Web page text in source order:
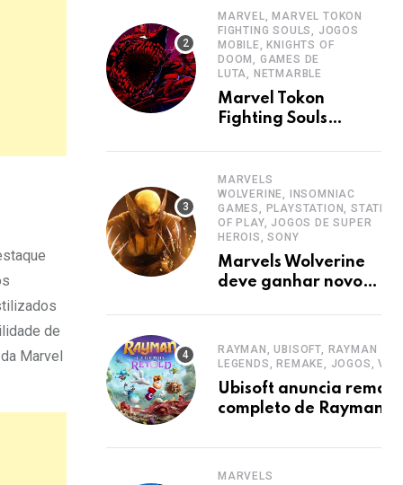
de
Marvel
MARVEL, MARVEL TOKON
FIGHTING SOULS, JOGOS
MOBILE, KNIGHTS OF
DOOM, GAMES DE
LUTA, NETMARBLE
Marvel Tokon
Fighting Souls
trailer
MARVELS
WOLVERINE, INSOMNIAC
GAMES, PLAYSTATION, STATE
OF PLAY, JOGOS DE SUPER
HEROIS, SONY
Marvels Wolverine
deve ganhar novo
RAYMAN, UBISOFT, RAYMAN
LEGENDS, REMAKE, JOGOS,
Ubisoft anuncia
completo de Rayman
MARVELS